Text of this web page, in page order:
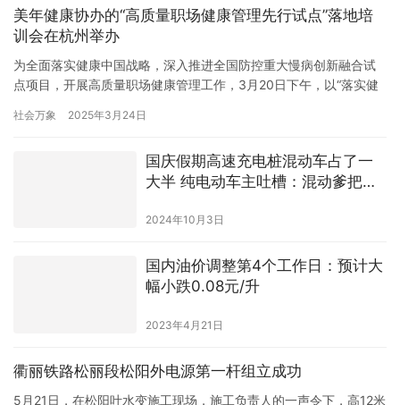
美年健康协办的“高质量职场健康管理先行试点”落地培
训会在杭州举办
为全面落实健康中国战略，深入推进全国防控重大慢病创新融合试
点项目，开展高质量职场健康管理工作，3月20日下午，以“落实健
二场落地培训会在杭州成功召开。这是继2024年12月在武汉成功召
会。 本次活动隶属于全国防控重大慢病创新融合试点项目…
社会万象 2025年3月24日
国庆假期高速充电桩混动车占了一
大半 纯电动车主吐槽：混动爹把快
2024年10月3日
国内油价调整第4个工作日：预计大
幅小跌0.08元/升
2023年4月21日
衢丽铁路松丽段松阳外电源第一杆组立成功
5月21日，在松阳叶水变施工现场，施工负责人的一声令下，高12米